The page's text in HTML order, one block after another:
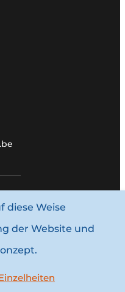
und Konditionen
diese Weise
der Website und